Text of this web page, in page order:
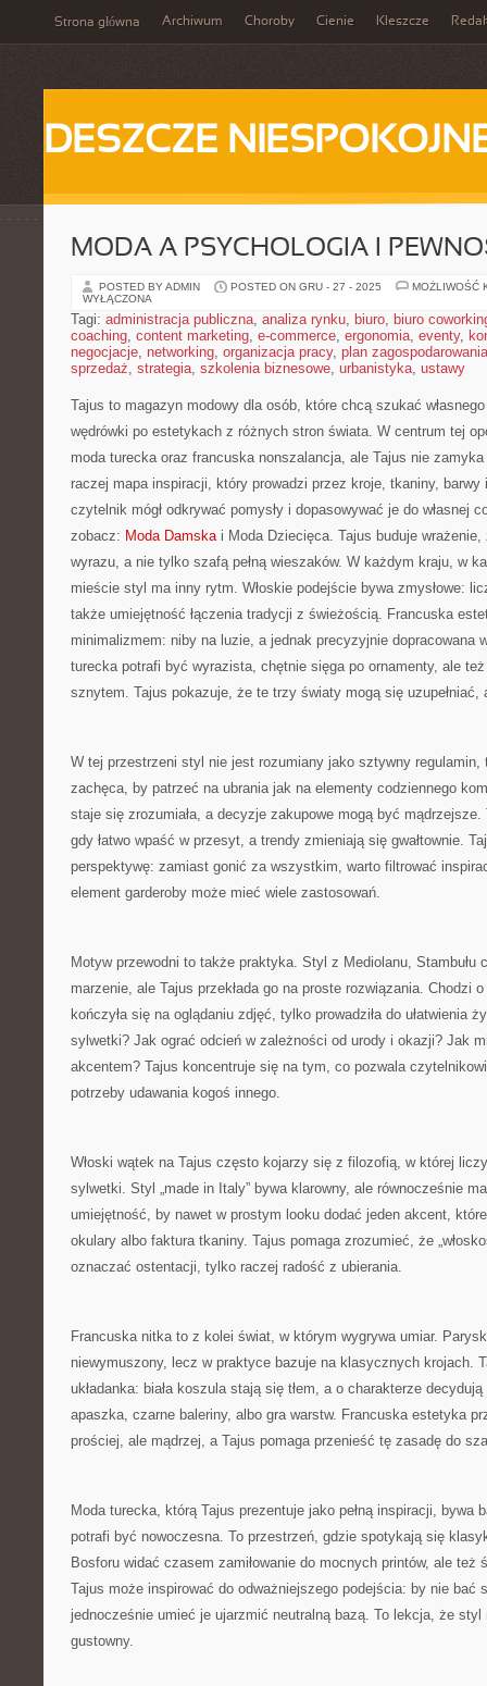
Strona główna Archiwum Choroby Cienie Kleszcze
DESZCZE
MODA A PSYCHOLOGIA I
POSTED BY ADMIN POSTED ON GRU - 27 - 2025
MOŻLIWOŚĆ
WYŁĄCZONA
Tagi: administracja publiczna, analiza rynku, biuro, biuro
coaching, content marketing, e-commerce, ergonomia, eventy,
negocjacje, networking, organizacja pracy, plan zagospodarowania
sprzedaż, strategia, szkolenia biznesowe, urbanistyka, ustawy
Tajus to magazyn modowy dla osób, które chcą szukać
wędrówki po estetykach z różnych stron świata. W centrum tej
moda turecka oraz francuska nonszalancja, ale Tajus nie
raczej mapa inspiracji, który prowadzi przez kroje, tkaniny,
czytelnik mógł odkrywać pomysły i dopasowywać je do własnej
zobacz: Moda Damskai Moda Dziecięca. Tajus buduje
wyrazu, a nie tylko szafą pełną wieszaków. W każdym kraju, w
mieście styl ma inny rytm. Włoskie podejście bywa zmysłowe:
także umiejętność łączenia tradycji z świeżością. Francuska
minimalizmem: niby na luzie, a jednak precyzyjnie dopracowana
turecka potrafi być wyrazista, chętnie sięga po ornamenty, ale
sznytem. Tajus pokazuje, że te trzy światy mogą się uzupełniać,
W tej przestrzeni styl nie jest rozumiany jako sztywny regulamin,
zachęca, by patrzeć na ubrania jak na elementy codziennego
staje się zrozumiała, a decyzje zakupowe mogą być mądrzejsze.
gdy łatwo wpaść w przesyt, a trendy zmieniają się gwałtownie.
perspektywę: zamiast gonić za wszystkim, warto filtrować
element garderoby może mieć wiele zastosowań.
Motyw przewodni to także praktyka. Styl z Mediolanu, Stambułu
marzenie, ale Tajus przekłada go na proste rozwiązania. Chodzi
kończyła się na oglądaniu zdjęć, tylko prowadziła do ułatwienia
sylwetki? Jak ograć odcień w zależności od urody i okazji? Jak
akcentem? Tajus koncentruje się na tym, co pozwala
potrzeby udawania kogoś innego.
Włoski wątek na Tajus często kojarzy się z filozofią, w której
sylwetki. Styl „made in Italy” bywa klarowny, ale równocześnie
umiejętność, by nawet w prostym looku dodać jeden akcent,
okulary albo faktura tkaniny. Tajus pomaga zrozumieć, że
oznaczać ostentacji, tylko raczej radość z ubierania.
Francuska nitka to z kolei świat, w którym wygrywa umiar.
niewymuszony, lecz w praktyce bazuje na klasycznych krojach.
układanka: biała koszula stają się tłem, a o charakterze
apaszka, czarne baleriny, albo gra warstw. Francuska estetyka
prościej, ale mądrzej, a Tajus pomaga przenieść tę zasadę do
Moda turecka, którą Tajus prezentuje jako pełną inspiracji, bywa
potrafi być nowoczesna. To przestrzeń, gdzie spotykają się
Bosforu widać czasem zamiłowanie do mocnych printów, ale też
Tajus może inspirować do odważniejszego podejścia: by nie bać
jednocześnie umieć je ujarzmić neutralną bazą. To lekcja, że styl
gustowny.